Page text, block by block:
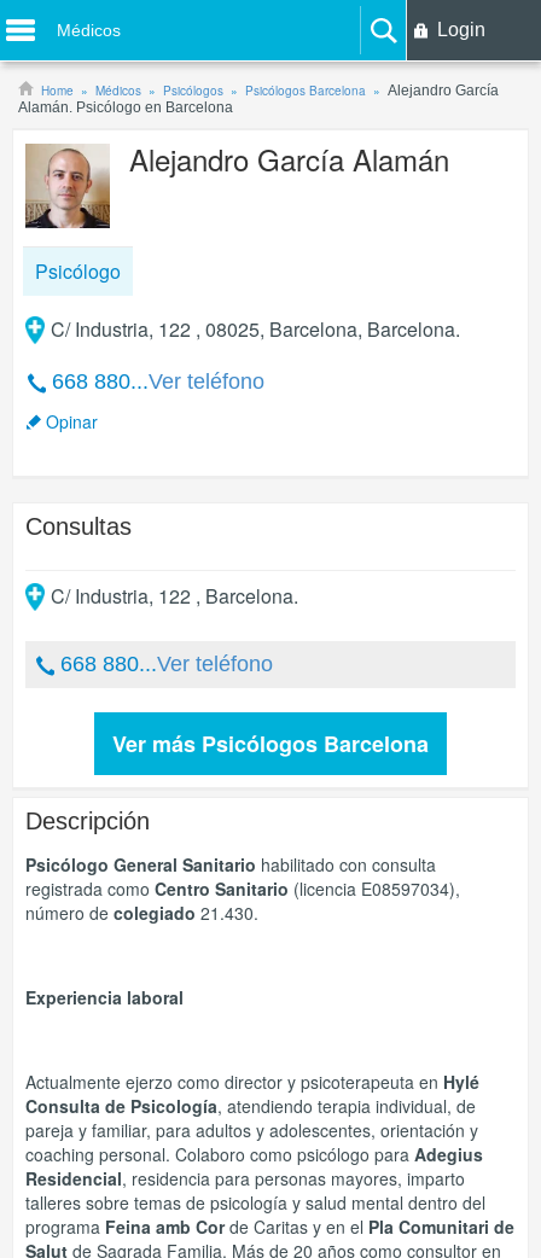
Médicos Login
Home Médicos Psicólogos Psicólogos Barcelona
Alejandro García
Alamán. Psicólogo en Barcelona
Alejandro García Alamán
Psicólogo
C/ Industria, 122 , 08025, Barcelona, Barcelona.
668 880...Ver teléfono
Opinar
Consultas
C/ Industria, 122 , Barcelona.
668 880...Ver teléfono
Ver más Psicólogos Barcelona
Descripción
Psicólogo General Sanitario habilitado con consulta
registrada como Centro Sanitario (licencia E08597034),
número de colegiado 21.430.
Experiencia laboral
Actualmente ejerzo como director y psicoterapeuta en Hylé
Consulta de Psicología, atendiendo terapia individual, de
pareja y familiar, para adultos y adolescentes, orientación y
coaching personal. Colaboro como psicólogo para Adegius
Residencial, residencia para personas mayores, imparto
talleres sobre temas de psicología y salud mental dentro del
programa Feina amb Corde Caritas y en el Pla Comunitari de
Salut de Sagrada Familia. Más de 20 años como consultor en